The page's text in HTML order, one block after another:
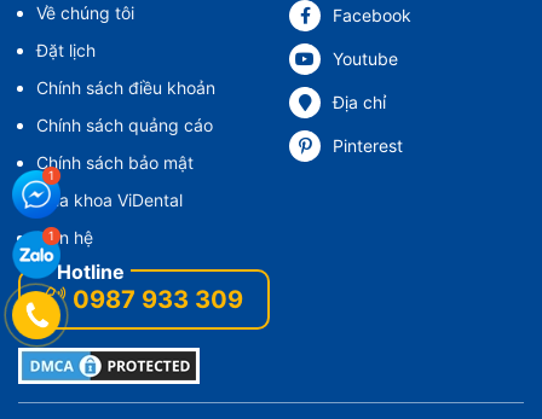
Về chúng tôi
Đặt lịch
Chính sách điều khoản
Chính sách quảng cáo
Chính sách bảo mật
Nha khoa ViDental
Liên hệ
Facebook
Youtube
Địa chỉ
Pinterest
0987 933 309